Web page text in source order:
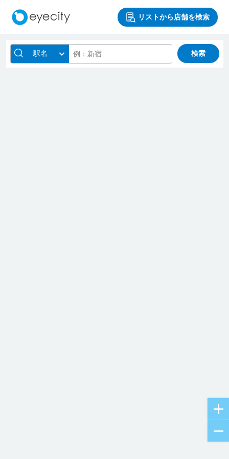
リストから店舗を検索
駅名 検索